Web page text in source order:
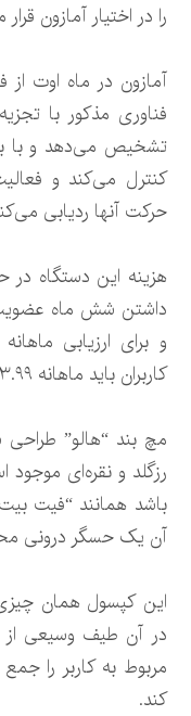
را در اختیار آمازون
آمازون در ماه اوت
فناوری مذکور با
تشخیص می‌دهد و با
کنترل می‌کند و
حرکت آنها ردیابی
و برای ارزیابی
کاربران باید ماهانه ۳.۹۹ دلار بپردازند.
مچ بند “هالو” طراحی
رزگلد و نقره‌ای موجود
باشد همانند “فیت
آن یک حسگر درونی
این کپسول همان
در آن طیف وسیعی از
مربوط به کاربر را
کند.